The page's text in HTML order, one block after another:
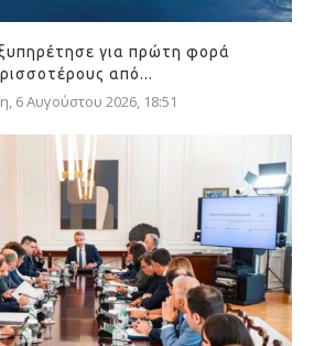
για πρώτη φορά
από...
6 Αυγούστου 2026, 18:51